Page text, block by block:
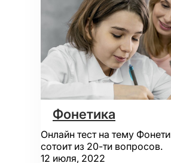
Фонетика
Онлайн тест на тему
сотоит из 20-ти вопросов.
12 июля, 2022